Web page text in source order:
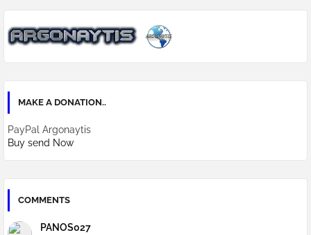
MAKE A DONATION..
PayPal Argonaytis
Buy send Now
COMMENTS
PANOS027